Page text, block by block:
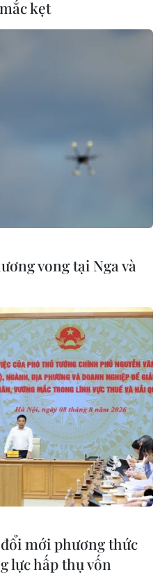
kẹt
vong tại Nga và
mới phương thức
lực hấp thụ vốn